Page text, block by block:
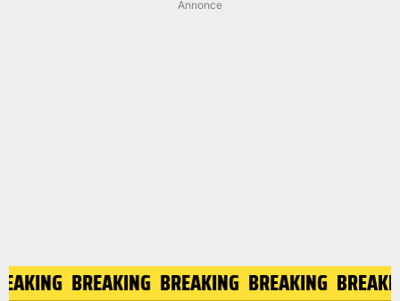
Annonce
BREAKING BREAKING BREAKING